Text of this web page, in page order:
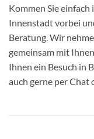
Kommen Sie
Innenstadt vorbei
Beratung. Wir
gemeinsam mit
Ihnen ein Besuch in
auch gerne per Chat